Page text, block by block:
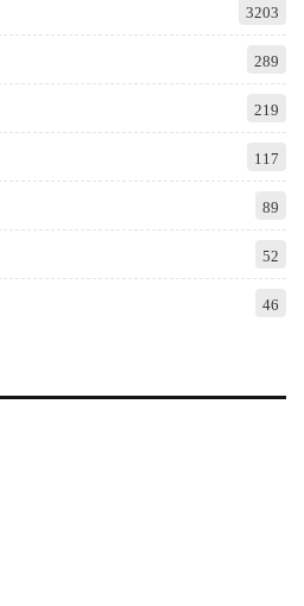
3203
289
219
117
89
52
46